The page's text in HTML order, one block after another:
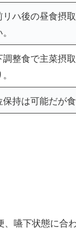
リハ後の昼食摂
調整食で主菜摂
持は可能だが
嚥下状態に合